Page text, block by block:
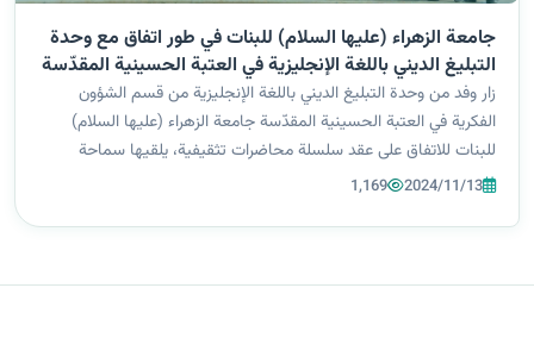
جامعة الزهراء (عليها السلام) للبنات في طور اتفاق مع وحدة
التبليغ الديني باللغة الإنجليزية في العتبة الحسينية المقدّسة
زار وفد من وحدة التبليغ الديني باللغة الإنجليزية من قسم الشؤون
الفكرية في العتبة الحسينية المقدّسة جامعة الزهراء (عليها السلام)
للبنات للاتفاق على عقد سلسلة محاضرات تثقيفية، يلقيها سماحة
الشيخ المهندس خالد جميل من كندا. حيث تستهدف السلسلة طالبات
2024/11/13
1,169